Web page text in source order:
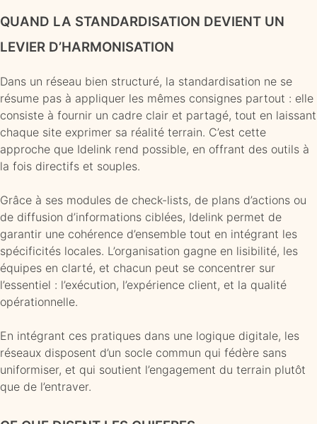
QUAND LA STANDARDISATION DEVIENT UN
LEVIER D’HARMONISATION
Dans un réseau bien structuré, la standardisation ne se
résume pas à appliquer les mêmes consignes partout : elle
consiste à fournir un cadre clair et partagé, tout en laissant
chaque site exprimer sa réalité terrain. C’est cette
approche que Idelink rend possible, en offrant des outils à
la fois directifs et souples.
Grâce à ses modules de check-lists, de plans d’actions ou
de diffusion d’informations ciblées, Idelink permet de
garantir une cohérence d’ensemble tout en intégrant les
spécificités locales. L’organisation gagne en lisibilité, les
équipes en clarté, et chacun peut se concentrer sur
l’essentiel : l’exécution, l’expérience client, et la qualité
opérationnelle.
En intégrant ces pratiques dans une logique digitale, les
réseaux disposent d’un socle commun qui fédère sans
uniformiser, et qui soutient l’engagement du terrain plutôt
que de l’entraver.